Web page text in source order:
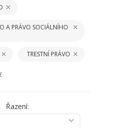
A PRÁVO SOCIÁLNÍHO
TRESTNÍ PRÁVO
Řazení: